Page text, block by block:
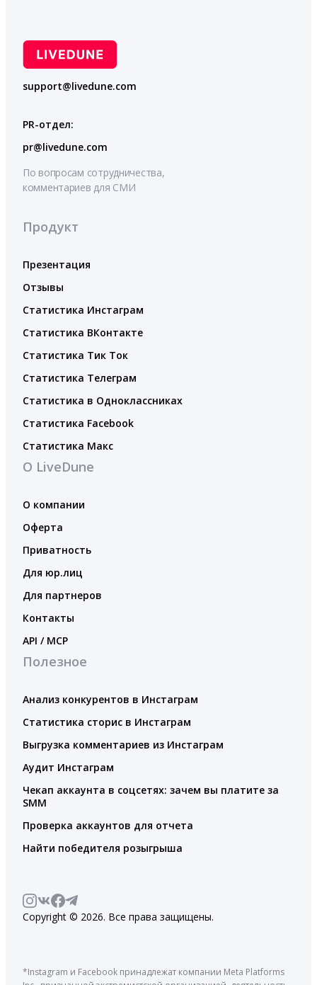
support@livedune.com
PR-отдел:
pr@livedune.com
По вопросам сотрудничества,
комментариев для СМИ
Продукт
Презентация
Отзывы
Статистика Инстаграм
Статистика ВКонтакте
Статистика Тик Ток
Статистика Телеграм
Статистика в Одноклассниках
Статистика Facebook
Статистика Макс
О LiveDune
О компании
Оферта
Приватность
Для юр.лиц
Для партнеров
Контакты
API / MCP
Полезное
Анализ конкурентов в Инстаграм
Статистика сторис в Инстаграм
Выгрузка комментариев из Инстаграм
Аудит Инстаграм
Чекап аккаунта в соцсетях: зачем вы платите за
SMM
Проверка аккаунтов для отчета
Найти победителя розыгрыша
Copyright © 2026. Все права защищены.
*Instagram и Facebook принадлежат компании Meta Platforms